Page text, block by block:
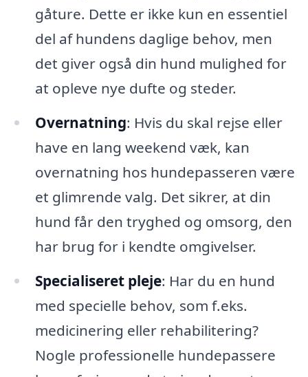
gåture. Dette er ikke kun en essentiel
del af hundens daglige behov, men
det giver også din hund mulighed for
at opleve nye dufte og steder.
Overnatning: Hvis du skal rejse eller
have en lang weekend væk, kan
overnatning hos hundepasseren være
et glimrende valg. Det sikrer, at din
hund får den tryghed og omsorg, den
har brug for i kendte omgivelser.
Specialiseret pleje: Har du en hund
med specielle behov, som f.eks.
medicinering eller rehabilitering?
Nogle professionelle hundepassere